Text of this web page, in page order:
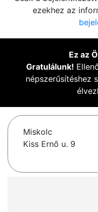
ezekhez az
Ez az
Gratulálunk!
népszerűsítéshez
Miskolc
Kiss Ernő u. 9